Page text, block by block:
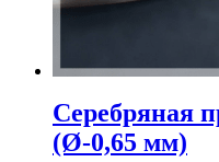
Серебряная
(Ø-0,65 мм)